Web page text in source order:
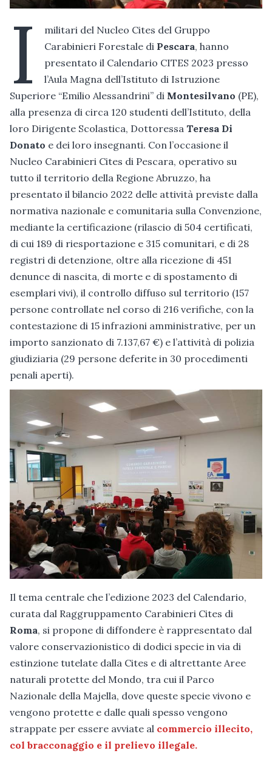
I
militari del Nucleo Cites del Gruppo
Carabinieri Forestale di Pescara, hanno
presentato il Calendario CITES 2023 presso
l’Aula Magna dell’Istituto di Istruzione
Superiore “Emilio Alessandrini” di Montesilvano (PE),
alla presenza di circa 120 studenti dell’Istituto, della
loro Dirigente Scolastica, Dottoressa Teresa Di
Donato e dei loro insegnanti. Con l’occasione il
Nucleo Carabinieri Cites di Pescara, operativo su
tutto il territorio della Regione Abruzzo, ha
presentato il bilancio 2022 delle attività previste dalla
normativa nazionale e comunitaria sulla Convenzione,
mediante la certificazione (rilascio di 504 certificati,
di cui 189 di riesportazione e 315 comunitari, e di 28
registri di detenzione, oltre alla ricezione di 451
denunce di nascita, di morte e di spostamento di
esemplari vivi), il controllo diffuso sul territorio (157
persone controllate nel corso di 216 verifiche, con la
contestazione di 15 infrazioni amministrative, per un
importo sanzionato di 7.137,67 €) e l’attività di polizia
giudiziaria (29 persone deferite in 30 procedimenti
penali aperti).
Il tema centrale che l’edizione 2023 del Calendario,
curata dal Raggruppamento Carabinieri Cites di
Roma, si propone di diffondere è rappresentato dal
valore conservazionistico di dodici specie in via di
estinzione tutelate dalla Cites e di altrettante Aree
naturali protette del Mondo, tra cui il Parco
Nazionale della Majella, dove queste specie vivono e
vengono protette e dalle quali spesso vengono
strappate per essere avviate al commercio illecito,
col bracconaggio e il prelievo illegale.